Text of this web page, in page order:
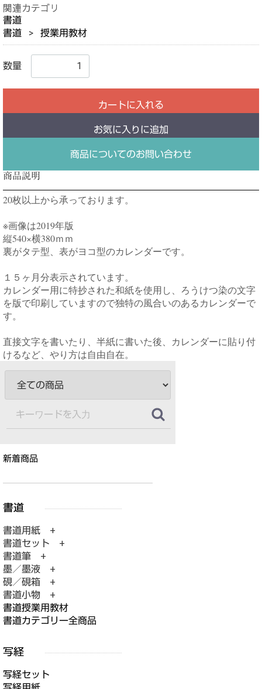
関連カテゴリ
書道
書道
授業用教材
数量
カートに入れる
お気に入りに追加
商品についてのお問い合わせ
商品説明
20枚以上から承っております。
※画像は2019年版
縦540×横380ｍｍ
裏がタテ型、表がヨコ型のカレンダーです。
１５ヶ月分表示されています。
カレンダー用に特抄された和紙を使用し、ろうけつ染の文字
を版で印刷していますので独特の風合いのあるカレンダーで
す。
直接文字を書いたり、半紙に書いた後、カレンダーに貼り付
けるなど、やり方は自由自在。
新着商品
書道用紙 +
書道セット +
書道筆 +
墨／墨液 +
硯／硯箱 +
書道小物 +
書道授業用教材
書道カテゴリー全商品
写経セット